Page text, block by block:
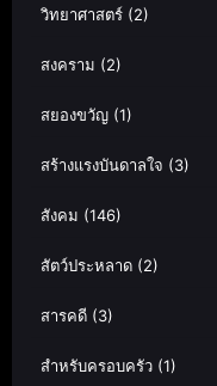
วิทยาศาสตร์ (2)
สงคราม (2)
สยองขวัญ (1)
สร้างแรงบันดาลใจ (3)
สังคม (146)
สัตว์ประหลาด (2)
สารคดี (3)
สำหรับครอบครัว (1)